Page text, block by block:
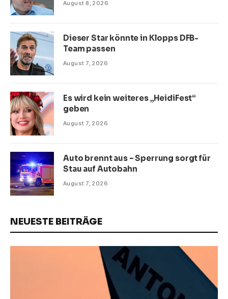
August 8, 2026
Dieser Star könnte in Klopps DFB-
Team passen
August 7, 2026
Es wird kein weiteres „HeidiFest“
geben
August 7, 2026
Auto brennt aus – Sperrung sorgt für
Stau auf Autobahn
August 7, 2026
NEUESTE BEITRÄGE